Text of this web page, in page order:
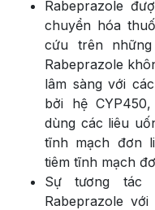
Rabeprazole
chuyển hóa
cứu trên
Rabeprazole
lâm sàng với
bởi hệ
dùng các liêu
tĩnh mạch đơn
tiêm tĩnh mạch
Sự tương
Rabeprazole